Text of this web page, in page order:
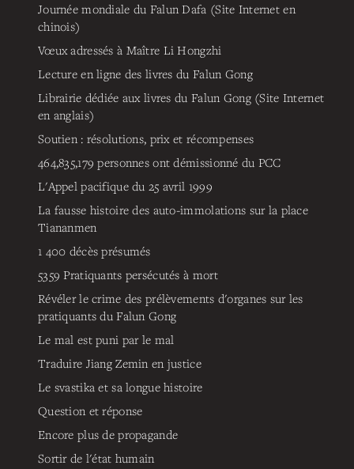
Journée mondiale du Falun Dafa (Site Internet en
chinois)
Vœux adressés à Maître Li Hongzhi
Lecture en ligne des livres du Falun Gong
Librairie dédiée aux livres du Falun Gong (Site Internet
en anglais)
Soutien : résolutions, prix et récompenses
464,835,179 personnes ont démissionné du PCC
L'Appel pacifique du 25 avril 1999
La fausse histoire des auto-immolations sur la place
Tiananmen
1 400 décès présumés
5359 Pratiquants persécutés à mort
Révéler le crime des prélèvements d'organes sur les
pratiquants du Falun Gong
Le mal est puni par le mal
Traduire Jiang Zemin en justice
Le svastika et sa longue histoire
Question et réponse
Encore plus de propagande
Sortir de l'état humain